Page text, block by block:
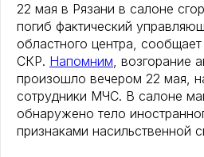
22 мая в Рязани в салоне
погиб фактический
областного центра, сообщает
СКР. Напомним, возгорание
произошло вечером 22 мая,
сотрудники МЧС. В салоне
обнаружено тело
признаками насильственной